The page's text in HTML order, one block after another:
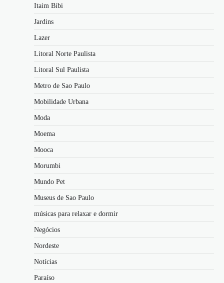
Itaim Bibi
Jardins
Lazer
Litoral Norte Paulista
Litoral Sul Paulista
Metro de Sao Paulo
Mobilidade Urbana
Moda
Moema
Mooca
Morumbi
Mundo Pet
Museus de Sao Paulo
músicas para relaxar e dormir
Negócios
Nordeste
Notícias
Paraíso